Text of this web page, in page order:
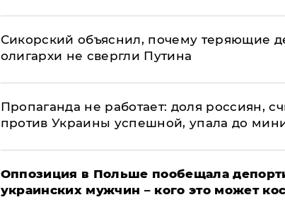
Сикорский объяснил, почему теряющие
олигархи не свергли Путина
​Пропаганда не работает: доля россиян,
против Украины успешной, упала до
Оппозиция в Польше пообещала
украинских мужчин – кого это может